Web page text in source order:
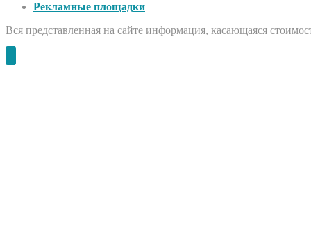
Рекламные площадки
Вся представленная на сайте информация, касающаяся